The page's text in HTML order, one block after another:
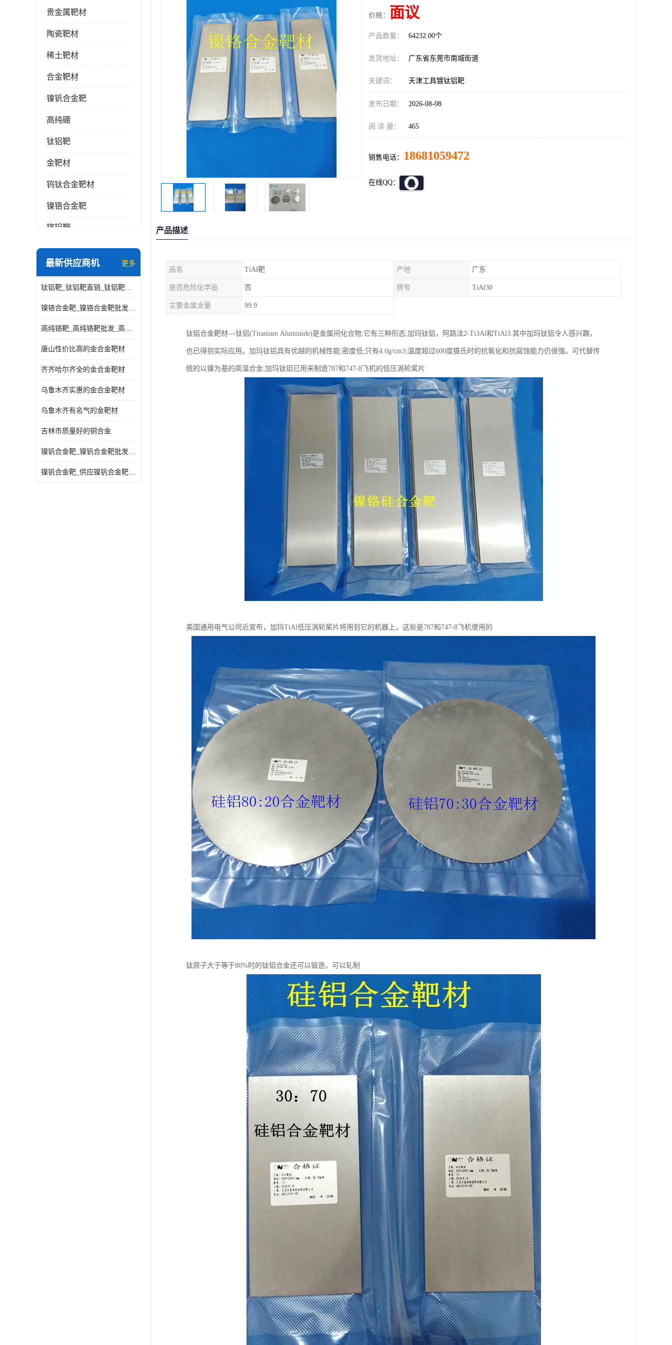
贵金属靶材
陶瓷靶材
稀土靶材
合金靶材
镍钒合金靶
高纯硼
钛铝靶
金靶材
钨钛合金靶材
镍铬合金靶
铬铝靶
三氧化铝靶材
铬靶材
镧靶材
最新供应商机 更多
钛铝靶_钛铝靶直销_钛铝靶供应商
镍铬合金靶_镍铬合金靶批发_镍铬合金靶供应商
高纯铬靶_高纯铬靶批发_高纯铬靶厂家
唐山性价比高的金合金靶材
齐齐哈尔齐全的金合金靶材
乌鲁木齐实惠的金合金靶材
乌鲁木齐有名气的金靶材
吉林市质量好的铜合金
镍钒合金靶_镍钒合金靶批发_镍钒合金靶供应商
镍钒合金靶_供应镍钒合金靶_镍钒合金靶厂家
价格： 面议
产品数量： 64232.00个
发货地址： 广东省东莞市南城街道
关键词： 天津工具镀钛铝靶
发布日期： 2026-08-08
阅 读 量： 465
销售电话： 18681059472
在线QQ：
产品描述
品名 TiAl靶 产地 广东
是否危险化学品 否 牌号 TiAl30
主要金属含量 99.9
钛铝合金靶材---钛铝(Titanium Aluminide)是金属间化合物;它有三种形态;加玛钛铝，阿路法2-Ti3Al和TiAl3.其中加玛钛铝令人感兴趣，
也已得到实际应用。加玛钛铝具有优越的机械性能;密度低;只有4.0g/cm3;温度超过600度摄氏时的抗氧化和抗腐蚀能力仍很强。可代替传
统的以镍为基的高温合金;加玛钛铝已用来制造787和747-8飞机的低压涡轮桨片.
美国通用电气公司近宣布，加玛TiAl低压涡轮桨片将用到它的机器上，这些是787和747-8飞机使用的
钛原子大于等于80%时的钛铝合金还可以锻造，可以轧制